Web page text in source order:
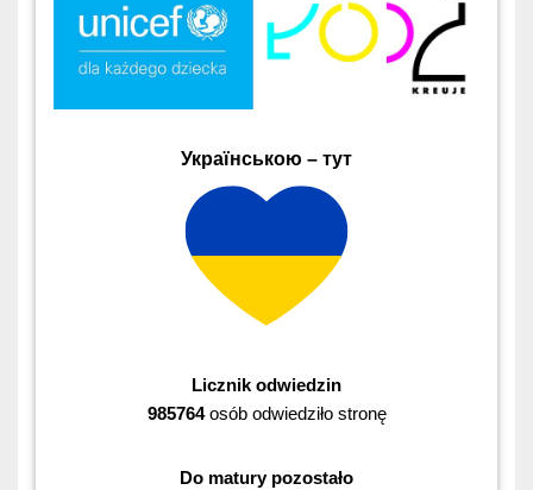
Українською – тут
Licznik odwiedzin
985764osób odwiedziło stronę
Do matury pozostało